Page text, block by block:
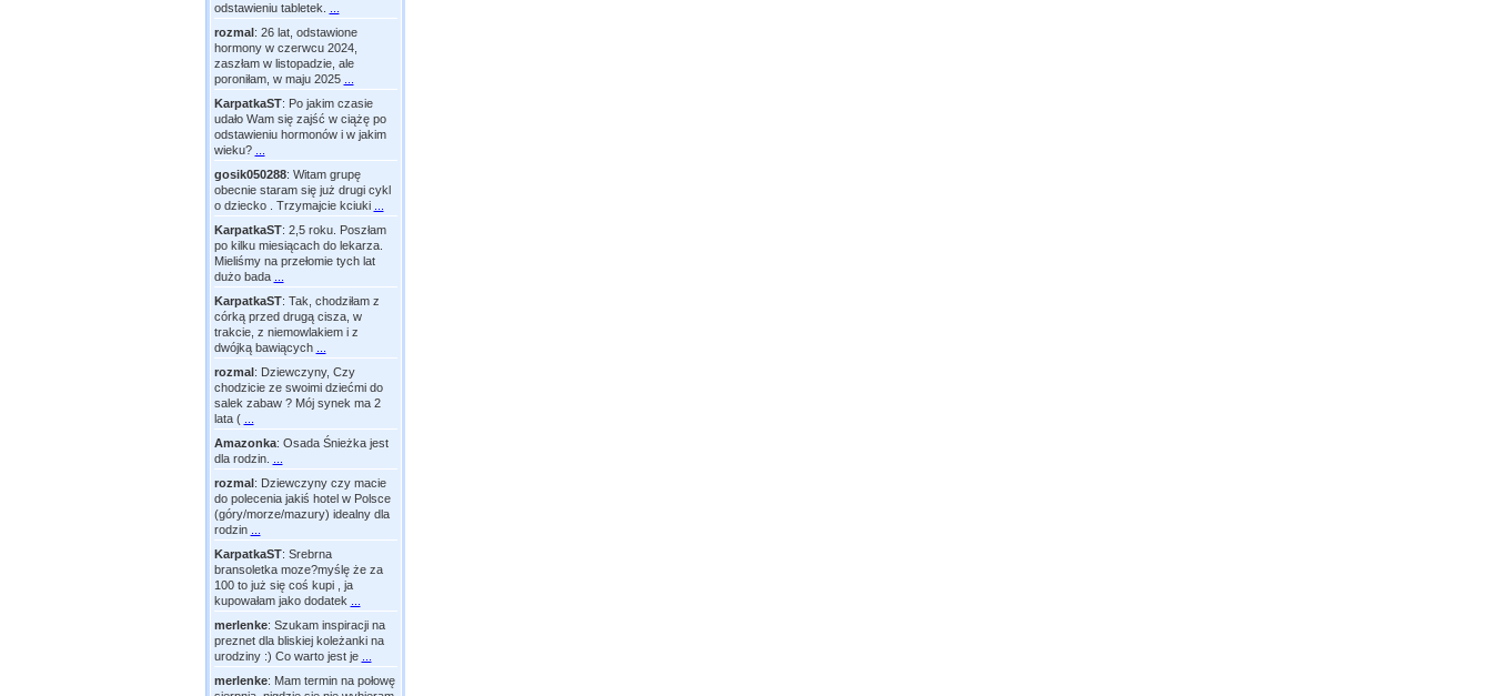
odstawieniu tabletek.
rozmal: 26 lat, odstawione
hormony w czerwcu 2024,
zaszłam w listopadzie, ale
poroniłam, w maju 2025
KarpatkaST: Po jakim czasie
udało Wam się zajść w ciążę po
odstawieniu hormonów i w jakim
wieku?
gosik050288: Witam grupę
obecnie staram się już drugi cykl
o dziecko . Trzymajcie kciuki
KarpatkaST: 2,5 roku. Poszłam
po kilku miesiącach do lekarza.
Mieliśmy na przełomie tych lat
dużo bada
KarpatkaST: Tak, chodziłam z
córką przed drugą cisza, w
trakcie, z niemowlakiem i z
dwójką bawiących
rozmal: Dziewczyny, Czy
chodzicie ze swoimi dziećmi do
salek zabaw ? Mój synek ma 2
lata (
Amazonka: Osada Śnieżka jest
dla rodzin.
rozmal: Dziewczyny czy macie
do polecenia jakiś hotel w Polsce
(góry/morze/mazury) idealny dla
rodzin
KarpatkaST: Srebrna
bransoletka moze?myślę że za
100 to już się coś kupi , ja
kupowałam jako dodatek
merlenke: Szukam inspiracji na
preznet dla bliskiej koleżanki na
urodziny :) Co warto jest je
merlenke: Mam termin na połowę